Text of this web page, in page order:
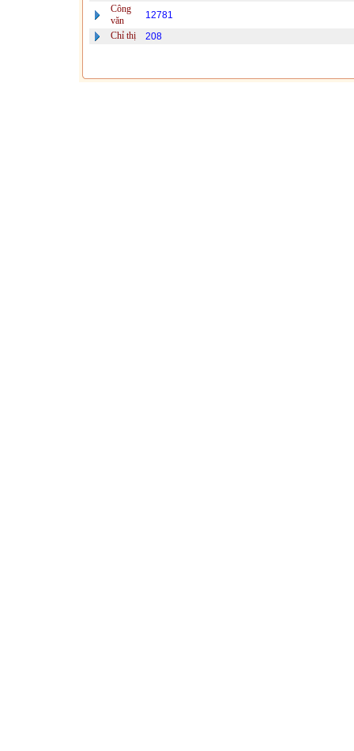
Công
văn
12781
Chỉ thị
208